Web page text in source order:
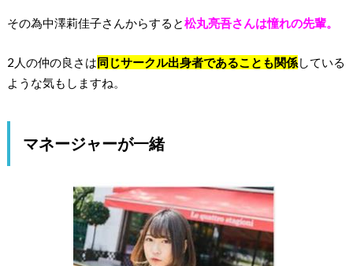
その為中澤莉佳子さんからすると松丸亮吾さんは憧れの先輩。
2人の仲の良さは 同じサークル出身者であることも関係している
ような気もしますね。
マネージャーが一緒